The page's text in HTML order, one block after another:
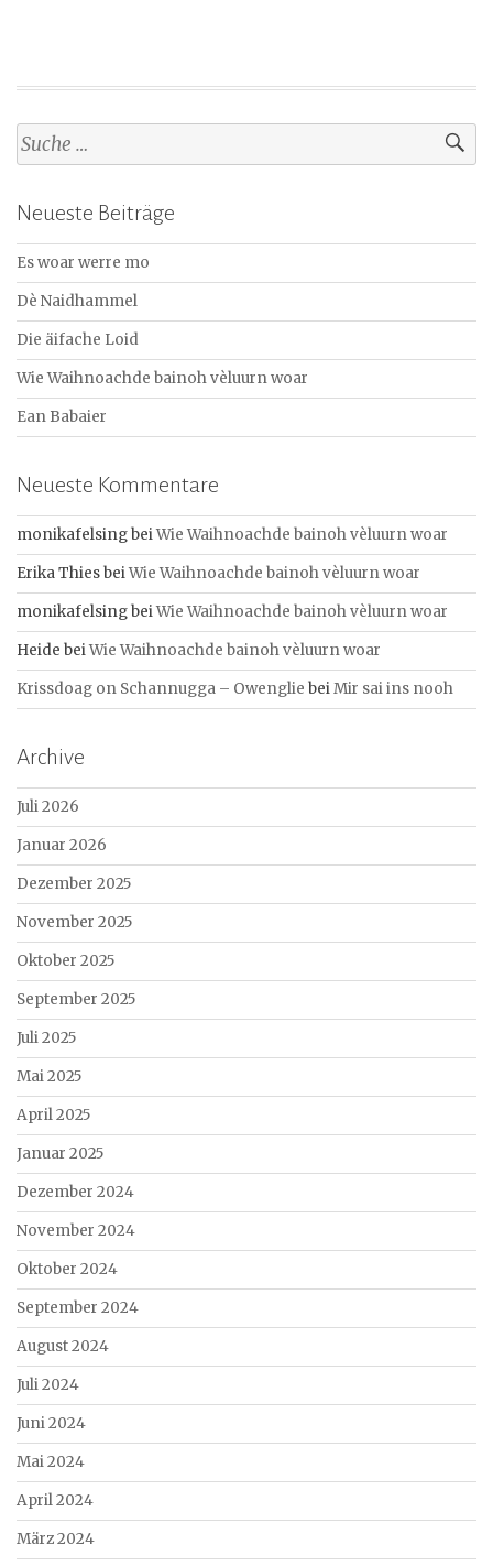
S
u
h
e
n
a
c
h
:
Neueste Beiträge
Es woar werre mo
Dè Naidhammel
Die äifache Loid
Wie Waihnoachde bainoh vèluurn woar
Ean Babaier
Neueste Kommentare
monikafelsingbeiWie Waihnoachde bainoh vèluurn woar
Erika ThiesbeiWie Waihnoachde bainoh vèluurn woar
monikafelsingbeiWie Waihnoachde bainoh vèluurn woar
Heide beiWie Waihnoachde bainoh vèluurn woar
Krissdoag on Schannugga – Owenglie beiMir sai ins nooh
Archive
Juli 2026
Januar 2026
Dezember 2025
November 2025
Oktober 2025
September 2025
Juli 2025
Mai 2025
April 2025
Januar 2025
Dezember 2024
November 2024
Oktober 2024
September 2024
August 2024
Juli 2024
Juni 2024
Mai 2024
April 2024
März 2024